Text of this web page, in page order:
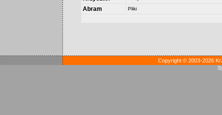
Abram Pliki
Copyright © 2003-2026